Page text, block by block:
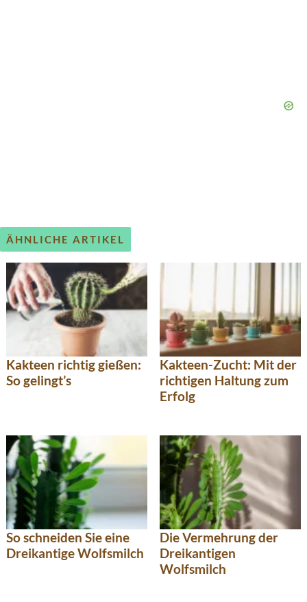
ÄHNLICHE ARTIKEL
Kakteen richtig gießen:
So gelingt’s
Kakteen-Zucht: Mit der
richtigen Haltung zum
Erfolg
So schneiden Sie eine
Dreikantige Wolfsmilch
Die Vermehrung der
Dreikantigen
Wolfsmilch